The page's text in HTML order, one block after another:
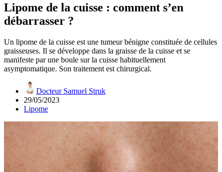
Lipome de la cuisse : comment s’en
débarrasser ?
Un lipome de la cuisse est une tumeur bénigne constituée de cellules
graisseuses. Il se développe dans la graisse de la cuisse et se
manifeste par une boule sur la cuisse habituellement
asymptomatique. Son traitement est chirurgical.
Docteur Samuel Struk
29/05/2023
Lipome